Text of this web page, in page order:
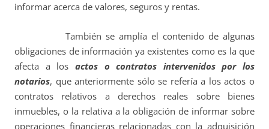
informar acerca de valores, seguros y rentas.
También se amplía el contenido de algunas
obligaciones de información ya existentes como es la que
afecta a los actos o contratos intervenidos por los
notarios, que anteriormente sólo se refería a los actos o
contratos relativos a derechos reales sobre bienes
inmuebles, o la relativa a la obligación de informar sobre
operaciones financieras relacionadas con la adquisición